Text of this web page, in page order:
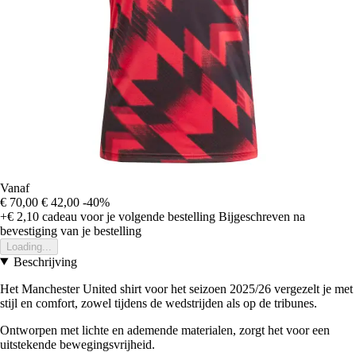
Vanaf
€ 70,00 € 42,00 -40%
+€ 2,10 cadeau voor je volgende bestelling Bijgeschreven na
bevestiging van je bestelling
Loading...
Beschrijving
Het Manchester United shirt voor het seizoen 2025/26 vergezelt je met
stijl en comfort, zowel tijdens de wedstrijden als op de tribunes.
Ontworpen met lichte en ademende materialen, zorgt het voor een
uitstekende bewegingsvrijheid.